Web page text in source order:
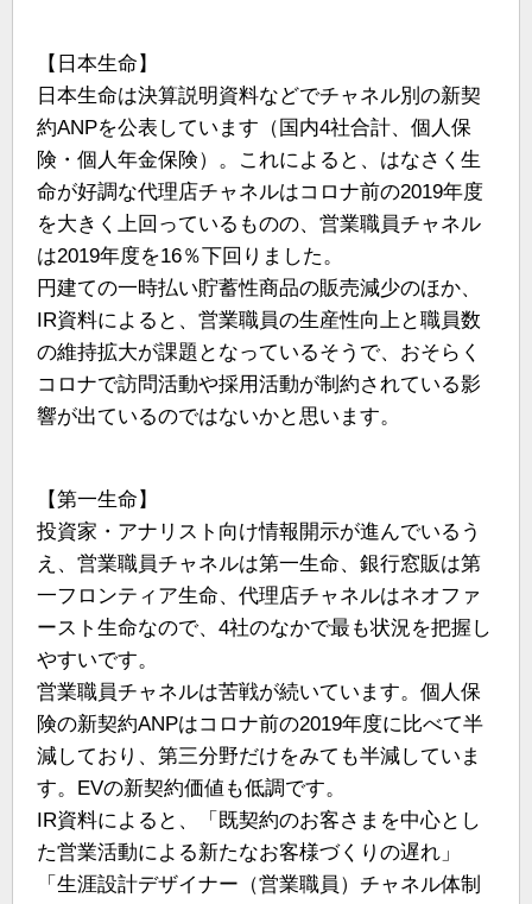
【日本生命】
日本生命は決算説明資料などでチャネル別の新契
約ANPを公表しています（国内4社合計、個人保
険・個人年金保険）。これによると、はなさく生
命が好調な代理店チャネルはコロナ前の2019年度
を大きく上回っているものの、営業職員チャネル
は2019年度を16％下回りました。
円建ての一時払い貯蓄性商品の販売減少のほか、
IR資料によると、営業職員の生産性向上と職員数
の維持拡大が課題となっているそうで、おそらく
コロナで訪問活動や採用活動が制約されている影
響が出ているのではないかと思います。
【第一生命】
投資家・アナリスト向け情報開示が進んでいるう
え、営業職員チャネルは第一生命、銀行窓販は第
一フロンティア生命、代理店チャネルはネオファ
ースト生命なので、4社のなかで最も状況を把握し
やすいです。
営業職員チャネルは苦戦が続いています。個人保
険の新契約ANPはコロナ前の2019年度に比べて半
減しており、第三分野だけをみても半減していま
す。EVの新契約価値も低調です。
IR資料によると、「既契約のお客さまを中心とし
た営業活動による新たなお客様づくりの遅れ」
「生涯設計デザイナー（営業職員）チャネル体制